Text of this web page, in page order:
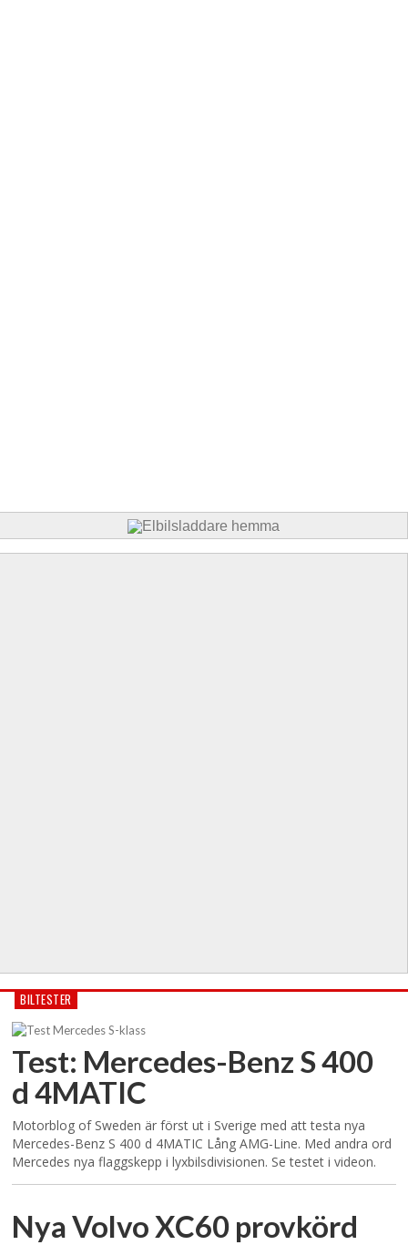
BILTESTER
Test: Mercedes-Benz S 400
d 4MATIC
Motorblog of Sweden är först ut i Sverige med att testa nya
Mercedes-Benz S 400 d 4MATIC Lång AMG-Line. Med andra ord
Mercedes nya flaggskepp i lyxbilsdivisionen. Se testet i videon.
Nya Volvo XC60 provkörd